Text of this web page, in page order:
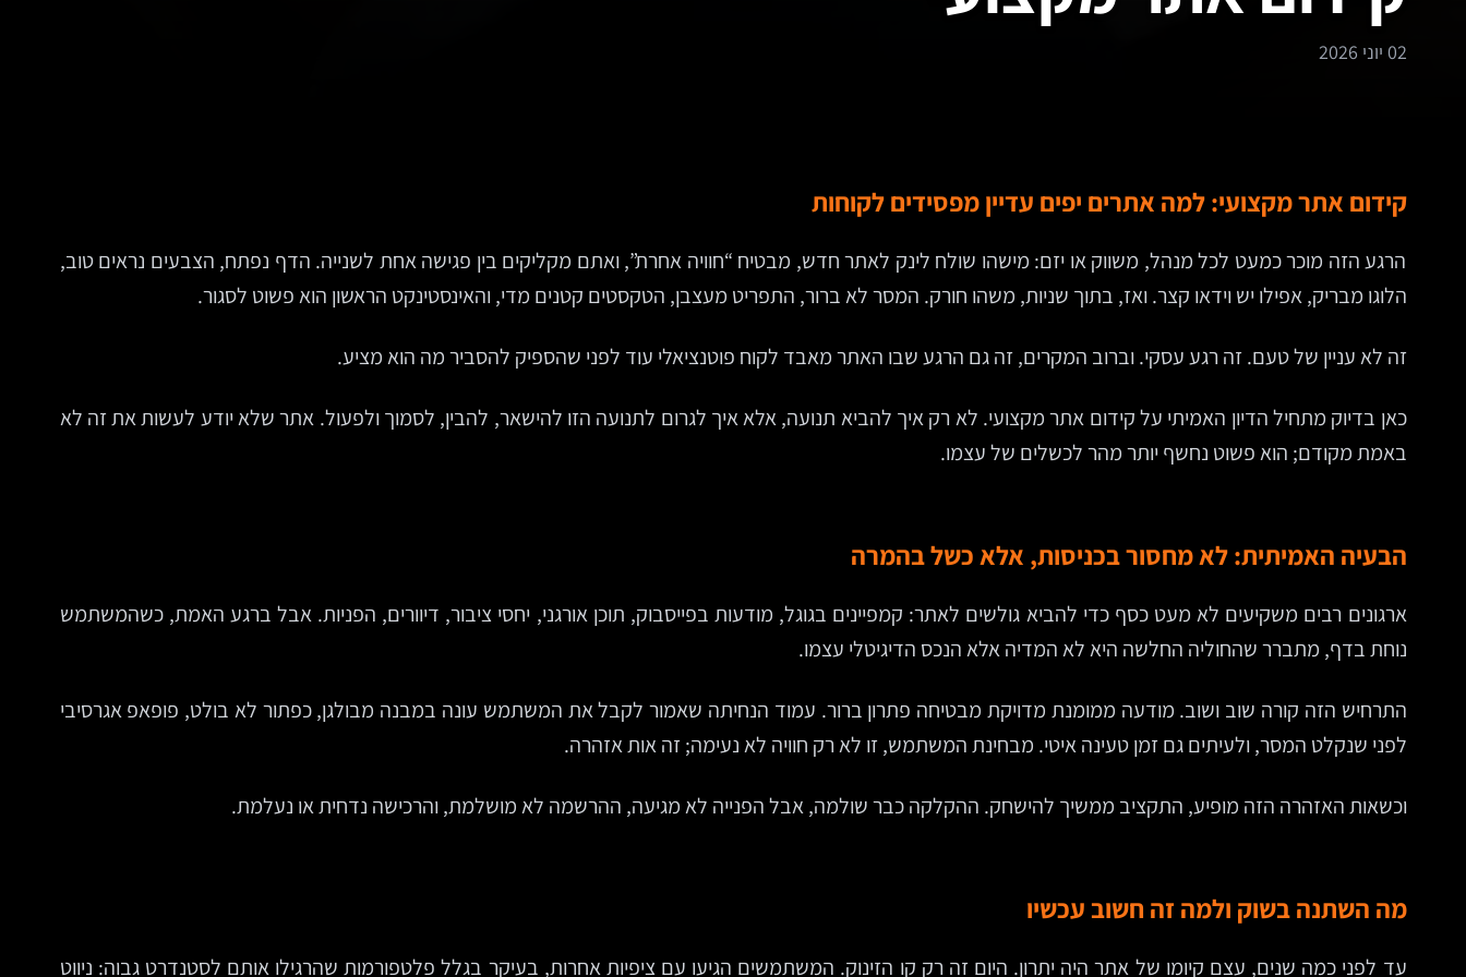
02 יוני 2026
קידום אתר מקצועי: למה אתרים יפים עדיין מפסידים לקוחות
הרגע הזה מוכר כמעט לכל מנהל, משווק או יזם: מישהו שולח לינק לאתר חדש, מבטיח “חוויה אחרת”, ואתם מקליקים בין פגישה אחת לשנייה. הדף נפתח, הצבעים נראים טוב,
הלוגו מבריק, אפילו יש וידאו קצר. ואז, בתוך שניות, משהו חורק. המסר לא ברור, התפריט מעצבן, הטקסטים קטנים מדי, והאינסטינקט הראשון הוא פשוט לסגור.
זה לא עניין של טעם. זה רגע עסקי. וברוב המקרים, זה גם הרגע שבו האתר מאבד לקוח פוטנציאלי עוד לפני שהספיק להסביר מה הוא מציע.
כאן בדיוק מתחיל הדיון האמיתי על קידום אתר מקצועי. לא רק איך להביא תנועה, אלא איך לגרום לתנועה הזו להישאר, להבין, לסמוך ולפעול. אתר שלא יודע לעשות את זה לא
באמת מקודם; הוא פשוט נחשף יותר מהר לכשלים של עצמו.
הבעיה האמיתית: לא מחסור בכניסות, אלא כשל בהמרה
ארגונים רבים משקיעים לא מעט כסף כדי להביא גולשים לאתר: קמפיינים בגוגל, מודעות בפייסבוק, תוכן אורגני, יחסי ציבור, דיוורים, הפניות. אבל ברגע האמת, כשהמשתמש
נוחת בדף, מתברר שהחוליה החלשה היא לא המדיה אלא הנכס הדיגיטלי עצמו.
התרחיש הזה קורה שוב ושוב. מודעה ממומנת מדויקת מבטיחה פתרון ברור. עמוד הנחיתה שאמור לקבל את המשתמש עונה במבנה מבולגן, כפתור לא בולט, פופאפ אגרסיבי
לפני שנקלט המסר, ולעיתים גם זמן טעינה איטי. מבחינת המשתמש, זו לא רק חוויה לא נעימה; זה אות אזהרה.
וכשאות האזהרה הזה מופיע, התקציב ממשיך להישחק. ההקלקה כבר שולמה, אבל הפנייה לא מגיעה, ההרשמה לא מושלמת, והרכישה נדחית או נעלמת.
מה השתנה בשוק ולמה זה חשוב עכשיו
עד לפני כמה שנים, עצם קיומו של אתר היה יתרון. היום זה רק קו הזינוק. המשתמשים הגיעו עם ציפיות אחרות, בעיקר בגלל פלטפורמות שהרגילו אותם לסטנדרט גבוה: ניווט